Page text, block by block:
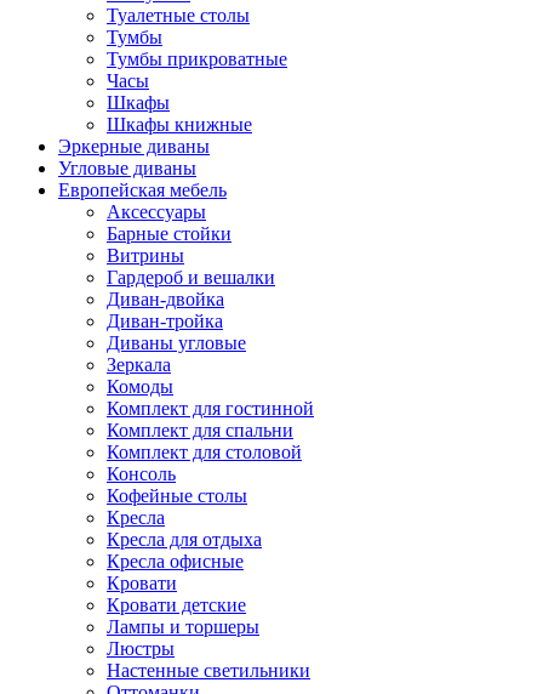
Туалетные столы
Тумбы
Тумбы прикроватные
Часы
Шкафы
Шкафы книжные
Эркерные диваны
Угловые диваны
Европейская мебель
Аксессуары
Барные стойки
Витрины
Гардероб и вешалки
Диван-двойка
Диван-тройка
Диваны угловые
Зеркала
Комоды
Комплект для гостинной
Комплект для спальни
Комплект для столовой
Консоль
Кофейные столы
Кресла
Кресла для отдыха
Кресла офисные
Кровати
Кровати детские
Лампы и торшеры
Люстры
Настенные светильники